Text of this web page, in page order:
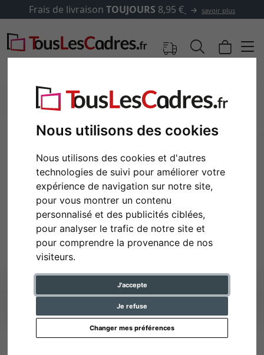
Nous utilisons des cookies
Nous utilisons des cookies et d'autres
technologies de suivi pour améliorer votre
expérience de navigation sur notre site,
pour vous montrer un contenu
personnalisé et des publicités ciblées,
pour analyser le trafic de notre site et
pour comprendre la provenance de nos
visiteurs.
J'accepte
Je refuse
Changer mes préférences
Frais de livraison TOUJOURS 8,95 € savoir plus
Retour